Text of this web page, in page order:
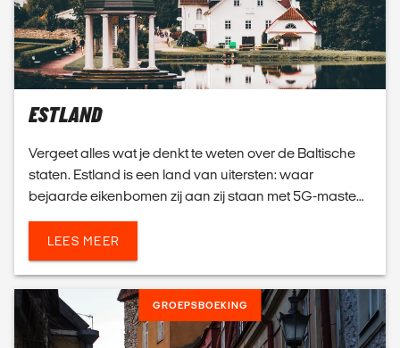
ESTLAND
Vergeet alles wat je denkt te weten over de Baltische
staten. Estland is een land van uitersten: waar
bejaarde eikenbomen zij aan zij staan met 5G-masten
LEES MEER
GROEPSBOEKING